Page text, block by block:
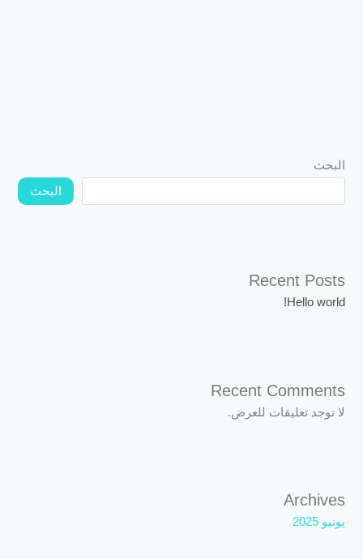
البحث
البحث
Recent Posts
Hello world!
Recent Comments
لا توجد تعليقات للعرض.
Archives
يونيو 2025